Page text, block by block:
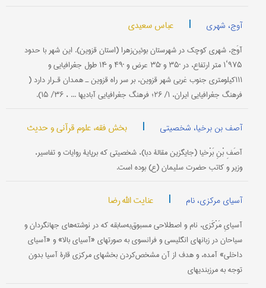
آوج، شهری | عباس سعیدی
آوَج، شهری کوچک در شهرستان بوئین‌زهرا (استان قزوین). این شهر با حدود
۹۷۵‘۱ متر ارتفاع، در ˚۳۵ و ́۳۵ عرض و ˚۴۹ و ́́۱۴ طول جغرافیایی و
۱۱۱کیلومتری جنوب غربی شهر قزوین، بر سر راه قزوین ـ همدان قـرار دارد (
‌فرهنگ جغرافیایی ایران، ۱/ ۲۶؛ فرهنگ جغرافیایی آبادیها ... ، ۳۶/ ۱۵).
آصف بن برخیا، شخصیتی | بخش فقه، علوم قرآنی و حدیث
آصَفِ بْنِ ‎بَرْخیا (جایگزین مقالۀ دبا)، شخصیتی که برپایۀ روایات و تفاسیر،
وزیر و کاتب حضرت سلیمان (ع) بوده است.
آسیای مرکزی، نام | عنایت الله رضا
آسیایِ مَرْکَزی، نام و اصطلاحی مسبوق‌به‌سابقه که در نوشته‌های جهانگردان و
سیاحان در زبانهای انگلیسی و فرانسوی به صورتهای «آسیای بالا» و «آسیای
داخلی» آمده، و هدف از آن مشخص‌کردن بخشهای مرکزی قارۀ آسیا بدون
توجه به مرزبندیهای